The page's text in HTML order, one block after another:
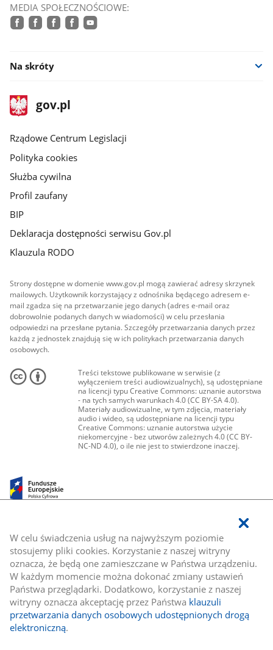
W celu świadczenia usług na najwyższym poziomie
stosujemy pliki cookies. Korzystanie z naszej witryny
oznacza, że będą one zamieszczane w Państwa urządzeniu.
W każdym momencie można dokonać zmiany ustawień
Państwa przeglądarki. Dodatkowo, korzystanie z naszej
witryny oznacza akceptację przez Państwa klauzuli
przetwarzania danych osobowych udostępnionych drogą
elektroniczną.
MEDIA SPOŁECZNOŚCIOWE:
Na skróty
stopka
gov.plStrona
gov.pl
Rządowe Centrum Legislacji
Polityka cookies
Służba cywilna
Profil zaufany
BIP
Deklaracja dostępności serwisu Gov.pl
Klauzula RODO
Strony dostępne w domenie www.gov.pl mogą zawierać adresy skrzynek
mailowych. Użytkownik korzystający z odnośnika będącego adresem e-
mail zgadza się na przetwarzanie jego danych (adres e-mail oraz
dobrowolnie podanych danych w wiadomości) w celu przesłania
odpowiedzi na przesłane pytania. Szczegóły przetwarzania danych przez
każdą z jednostek znajdują się w ich politykach przetwarzania danych
osobowych.
Treści tekstowe publikowane w serwisie (z
wyłączeniem treści audiowizualnych), są udostępniane
na licencji typu Creative Commons: uznanie autorstwa
- na tych samych warunkach 4.0 (CC BY-SA 4.0).
Materiały audiowizualne, w tym zdjęcia, materiały
audio i wideo, są udostępniane na licencji typu
Creative Commons: uznanie autorstwa użycie
niekomercyjne - bez utworów zależnych 4.0 (CC BY-
NC-ND 4.0), o ile nie jest to stwierdzone inaczej.